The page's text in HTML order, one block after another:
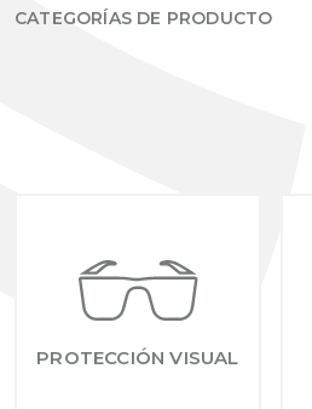
CATEGORÍAS DE PRODUCTO
PROTECCIÓN VISUAL